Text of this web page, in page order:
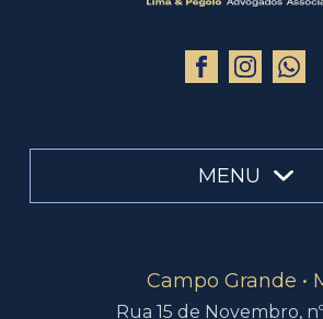
MENU
Campo Grande •
Rua 15 de Novembro,